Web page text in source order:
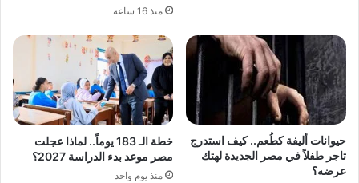
منذ 16 ساعة
حيوانات أليفة كطُعم.. كيف استدرج
تاجر طفلاً في مصر الجديدة لهتك
عرضه؟
خطة الـ 183 يوماً.. لماذا عجلت
مصر موعد بدء الدراسة 2027؟
منذ يوم واحد